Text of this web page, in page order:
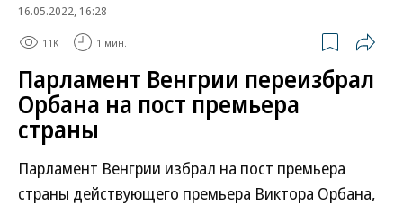
16.05.2022, 16:28
11K 1 мин.
Парламент Венгрии переизбрал
Орбана на пост премьера
страны
Парламент Венгрии избрал на пост премьера
страны действующего премьера Виктора Орбана,